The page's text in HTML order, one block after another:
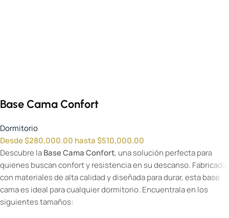
Base Cama Confort
Dormitorio
Desde$280,000.00 hasta$510,000.00
Descubre laBase Cama Confort, una solución perfecta para
quienes buscan confort y resistencia en su descanso. Fabricada
con materiales de alta calidad y diseñada para durar, esta base
cama es ideal para cualquier dormitorio. Encuentrala en los
siguientes tamaños: